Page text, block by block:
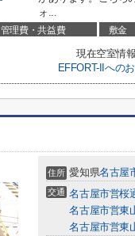
ォ...
管理費・共益費 敷金
現在空室情
EFFORT-IIへの
住所 愛知県名古屋
交通 名古屋市営桜
名古屋市営東
名古屋市営東